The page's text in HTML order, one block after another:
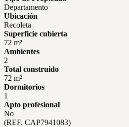
Departamento
Ubicación
Recoleta
Superficie cubierta
72 m²
Ambientes
2
Total construido
72 m²
Dormitorios
1
Apto profesional
No
(REF. CAP7941083)